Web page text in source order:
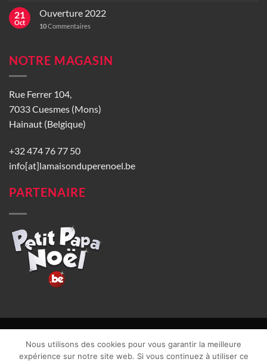
21
Oct
Ouverture 2022
10Commentaires
NOTRE MAGASIN
Rue Ferrer 104,
7033 Cuesmes (Mons)
Hainaut (Belgique)
+32 474 76 77 50
info[at]lamaisonduperenoel.be
PARTENAIRE
CGU| Vie privée| TVA : BE0840965749 | Site web réalisé par
Nous utilisons des cookies pour vous garantir la meilleure
expérience sur notre site web. Si vous continuez à utiliser ce